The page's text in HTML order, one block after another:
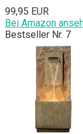
99,95 EUR
Bei Amazon
Bestseller Nr. 7